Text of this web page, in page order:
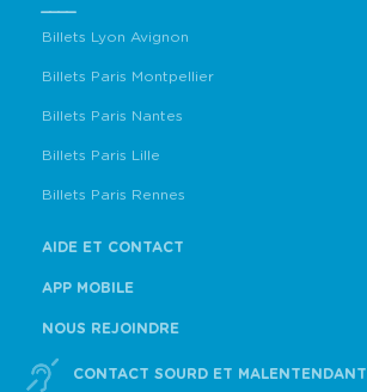
Billets Lyon Avignon
Billets Paris Montpellier
Billets Paris Nantes
Billets Paris Lille
Billets Paris Rennes
AIDE ET CONTACT
APP MOBILE
NOUS REJOINDRE
CONTACT SOURD ET MALENTENDANT